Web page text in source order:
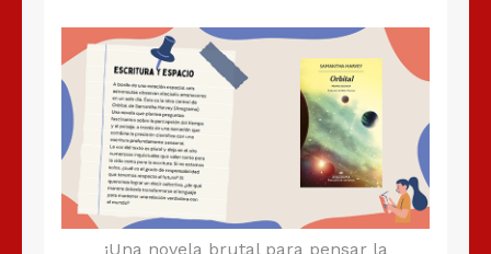
¡Una novela brutal para pensar la